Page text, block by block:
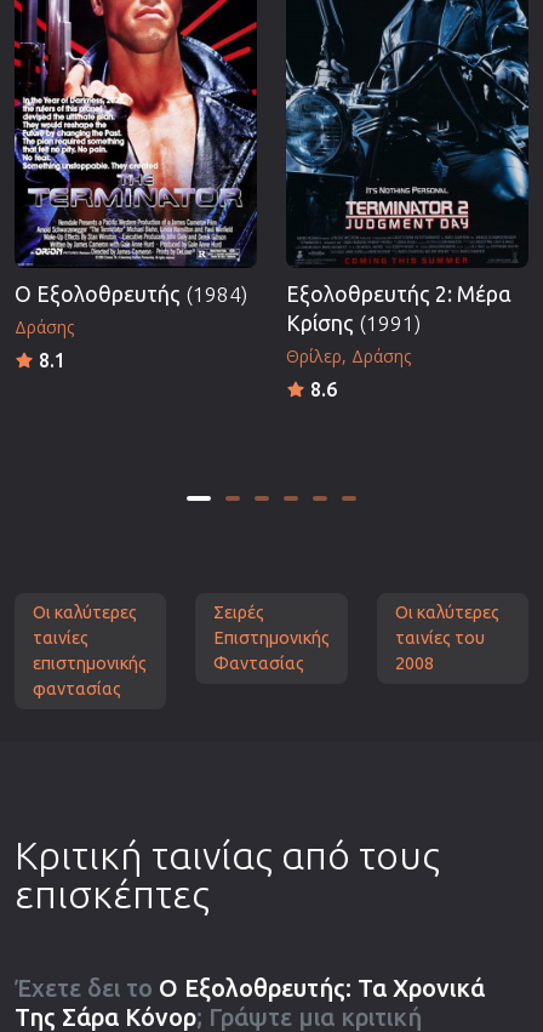
Ο Εξολοθρευτής (1984)
Δράσης
8.1
Εξολοθρευτής 2: Μέρα
Κρίσης (1991)
Θρίλερ Δράσης
8.6
Οι καλύτερες
ταινίες
επιστημονικής
φαντασίας
Σειρές
Επιστημονικής
Φαντασίας
Οι καλύτερες
ταινίες του
2008
Κριτική ταινίας από τους
επισκέπτες
Έχετε δει το Ο Εξολοθρευτής: Τα Χρονικά
Της Σάρα Κόνορ; Γράψτε μια κριτική